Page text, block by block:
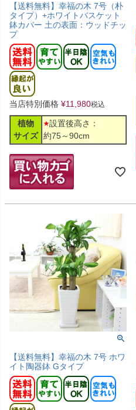
【送料無料】幸福の木 7号（朴
タイプ）+ホワイトバスケット
鉢カバー 土の表面：ウッドチッ
プ
当店特別価格 ¥11,980税込
植物
サイズ
設置後高さ：
約75～90cm
【送料無料】幸福の木 7号 ホワ
イト陶器鉢 Gタイプ